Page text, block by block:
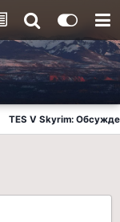
TES V Skyrim: